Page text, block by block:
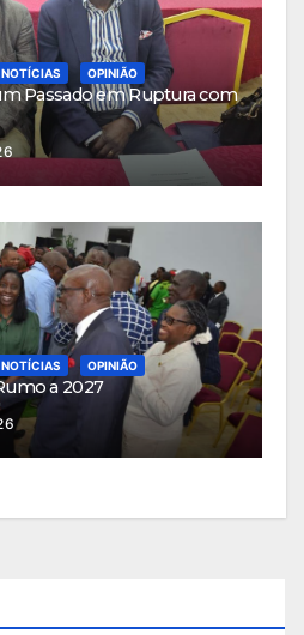
NOTÍCIAS OPINIÃO
Passado em Ruptura com
NOTÍCIAS OPINIÃO
a 2027